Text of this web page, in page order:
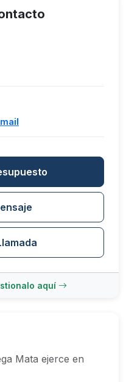
aquí
Mata ejerce en